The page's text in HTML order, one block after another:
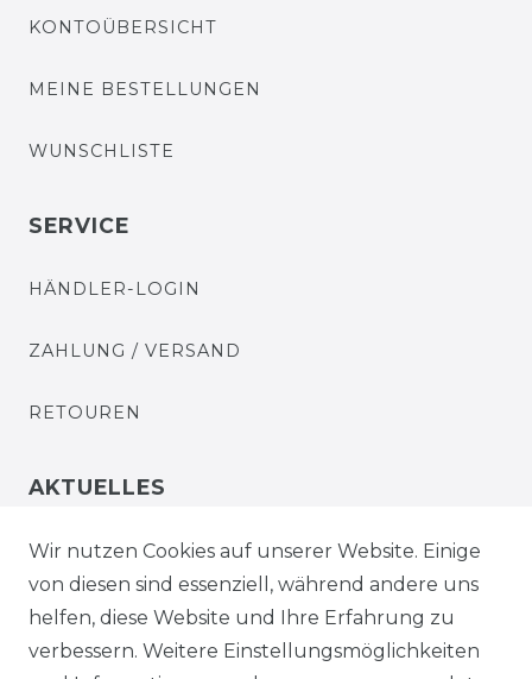
KONTOÜBERSICHT
MEINE BESTELLUNGEN
WUNSCHLISTE
SERVICE
HÄNDLER-LOGIN
ZAHLUNG / VERSAND
RETOUREN
AKTUELLES
STELLENANGEBOTE
NEWSLETTER
Wir nutzen Cookies auf unserer Website. Einige
von diesen sind essenziell, während andere uns
helfen, diese Website und Ihre Erfahrung zu
verbessern. Weitere Einstellungsmöglichkeiten